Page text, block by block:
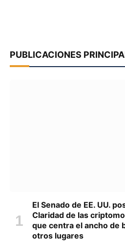
PUBLICACIONES
El Senado de EE. UU.
Claridad de las
que centra el ancho de
otros lugares